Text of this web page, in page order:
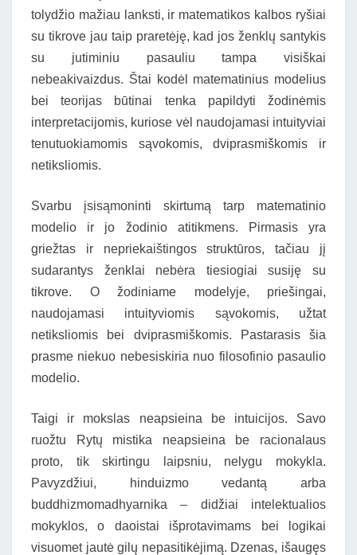
tolydžio mažiau lanksti, ir matematikos kalbos ryšiai
su tikrove jau taip praretėję, kad jos ženklų santykis
su jutiminiu pasauliu tampa visiškai
nebeakivaizdus. Štai kodėl matematinius modelius
bei teorijas būtinai tenka papildyti žodinėmis
interpretacijomis, kuriose vėl naudojamasi intuityviai
tenutuokiamomis sąvokomis, dviprasmiškomis ir
netiksliomis.
Svarbu įsisąmoninti skirtumą tarp matematinio
modelio ir jo žodinio atitikmens. Pirmasis yra
griežtas ir nepriekaištingos struktūros, tačiau jį
sudarantys ženklai nebėra tiesiogiai susiję su
tikrove. O žodiniame modelyje, priešingai,
naudojamasi intuityviomis sąvokomis, užtat
netiksliomis bei dviprasmiškomis. Pastarasis šia
prasme niekuo nebesiskiria nuo filosofinio pasaulio
modelio.
Taigi ir mokslas neapsieina be intuicijos. Savo
ruožtu Rytų mistika neapsieina be racionalaus
proto, tik skirtingu laipsniu, nelygu mokykla.
Pavyzdžiui, hinduizmo vedantą arba
buddhizmomadhyarnika – didžiai intelektualios
mokyklos, o daoistai išprotavimams bei logikai
visuomet jautė gilų nepasitikėjimą. Dzenas, išaugęs